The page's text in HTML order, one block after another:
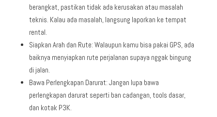
berangkat, pastikan tidak ada kerusakan atau masalah
teknis. Kalau ada masalah, langsung laporkan ke tempat
rental.
Siapkan Arah dan Rute: Walaupun kamu bisa pakai GPS, ada
baiknya menyiapkan rute perjalanan supaya nggak bingung
di jalan.
Bawa Perlengkapan Darurat: Jangan lupa bawa
perlengkapan darurat seperti ban cadangan, tools dasar,
dan kotak P3K.